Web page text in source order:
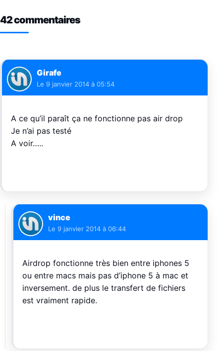
42 commentaires
Girafe
Le 9 janvier 2014 à 05:54
A ce qu’il paraît ça ne fonctionne pas air drop
Je n’ai pas testé
A voir…..
vince
Le 9 janvier 2014 à 06:44
Airdrop fonctionne très bien entre iphones 5
ou entre macs mais pas d’iphone 5 à mac et
inversement. de plus le transfert de fichiers
est vraiment rapide.